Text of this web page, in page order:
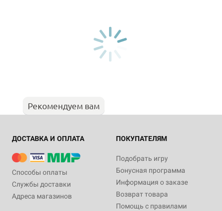
Рекомендуем вам
ДОСТАВКА И ОПЛАТА
Способы оплаты
Службы доставки
Адреса магазинов
ПОКУПАТЕЛЯМ
Подобрать игру
Бонусная программа
Информация о заказе
Возврат товара
Помощь с правилами